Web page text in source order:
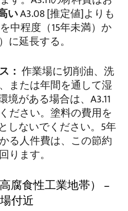
いA3.08 [推定値]よりも
中程度（15年未満）か
に延長する。
： 作業場に切削油、洗
または年間を通して湿
境がある場合は、A3.11
ださい。塗料の費用を
しないでください。5年
る人件費は、この節約
ります。
腐食性工業地帯） –
付近